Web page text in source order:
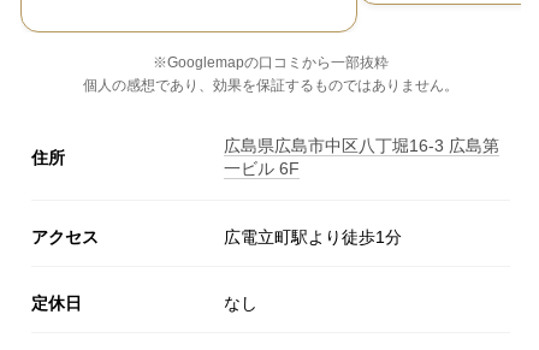
※Googlemapの口コミから一部抜粋
個人の感想であり、効果を保証するものではありません。
住所
広島県広島市中区八丁堀16-3 広島第
一ビル 6F
アクセス 広電立町駅より徒歩1分
定休日 なし